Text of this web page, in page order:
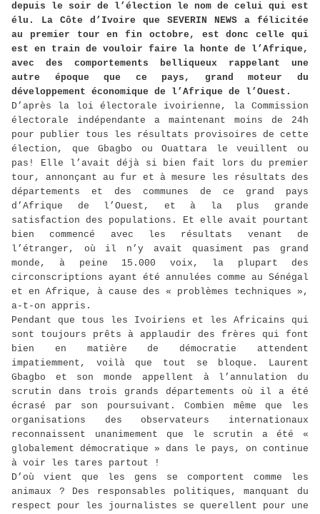
depuis le soir de l’élection le nom de celui qui est
élu. La Côte d’Ivoire que SEVERIN NEWS a félicitée
au premier tour en fin octobre, est donc celle qui
est en train de vouloir faire la honte de l’Afrique,
avec des comportements belliqueux rappelant une
autre époque que ce pays, grand moteur du
développement économique de l’Afrique de l’Ouest.
D’après la loi électorale ivoirienne, la Commission
électorale indépendante a maintenant moins de 24h
pour publier tous les résultats provisoires de cette
élection, que Gbagbo ou Ouattara le veuillent ou
pas! Elle l’avait déjà si bien fait lors du premier
tour, annonçant au fur et à mesure les résultats des
départements et des communes de ce grand pays
d’Afrique de l’Ouest, et à la plus grande
satisfaction des populations. Et elle avait pourtant
bien commencé avec les résultats venant de
l’étranger, où il n’y avait quasiment pas grand
monde, à peine 15.000 voix, la plupart des
circonscriptions ayant été annulées comme au Sénégal
et en Afrique, à cause des « problèmes techniques »,
a-t-on appris.
Pendant que tous les Ivoiriens et les Africains qui
sont toujours prêts à applaudir des frères qui font
bien en matière de démocratie attendent
impatiemment, voilà que tout se bloque. Laurent
Gbagbo et son monde appellent à l’annulation du
scrutin dans trois grands départements où il a été
écrasé par son poursuivant. Combien même que les
organisations des observateurs internationaux
reconnaissent unanimement que le scrutin a été «
globalement démocratique » dans le pays, on continue
à voir les tares partout !
D’où vient que les gens se comportent comme les
animaux ? Des responsables politiques, manquant du
respect pour les journalistes se querellent pour une